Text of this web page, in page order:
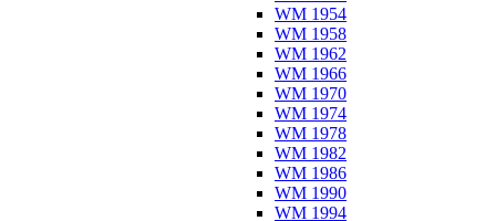
WM 1954
WM 1958
WM 1962
WM 1966
WM 1970
WM 1974
WM 1978
WM 1982
WM 1986
WM 1990
WM 1994